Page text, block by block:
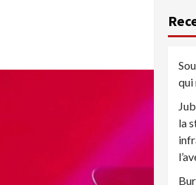
qui
la